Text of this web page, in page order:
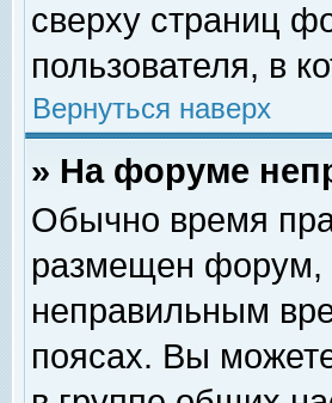
сверху страниц
пользователя, в
Вернуться наверх
» На форуме
Обычно время
размещен форум,
неправильным
поясах. Вы